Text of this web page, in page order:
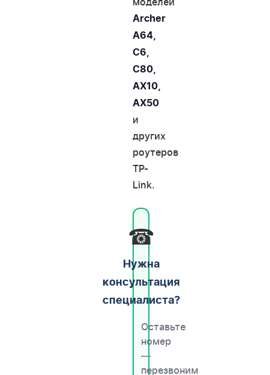
Archer
A64,
C6,
C80,
AX10,
AX50
и
других
роутеров
TP-
Link.
☎
Нужна
консультация
специалиста?
Оставьте
номер
—
перезвоним